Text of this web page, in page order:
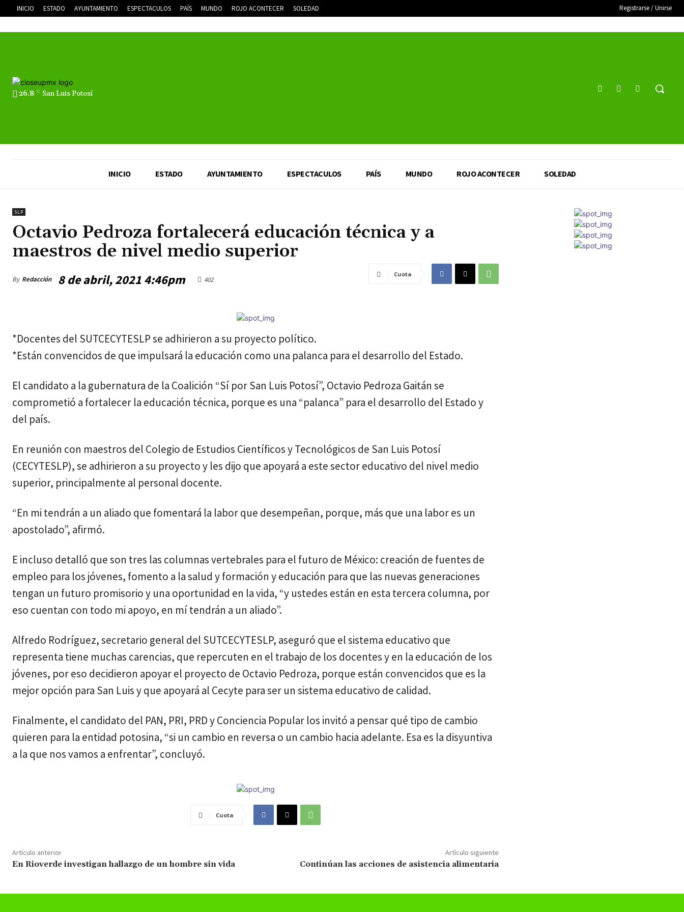
INICIO ESTADO AYUNTAMIENTO ESPECTACULOS PAÍS MUNDO ROJO ACONTECER SOLEDAD Registrarse / Unirse
26.8 C San Luis Potosí
INICIO ESTADO AYUNTAMIENTO ESPECTACULOS PAÍS MUNDO ROJO ACONTECER SOLEDAD
SLP
Octavio Pedroza fortalecerá educación técnica y a
maestros de nivel medio superior
By Redacción 8 de abril, 2021 4:46pm 402
Cuota
*Docentes del SUTCECYTESLP se adhirieron a su proyecto político.
*Están convencidos de que impulsará la educación como una palanca para el desarrollo del Estado.
El candidato a la gubernatura de la Coalición “Sí por San Luis Potosí”, Octavio Pedroza Gaitán se
comprometió a fortalecer la educación técnica, porque es una “palanca” para el desarrollo del Estado y
del país.
En reunión con maestros del Colegio de Estudios Científicos y Tecnológicos de San Luis Potosí
(CECYTESLP), se adhirieron a su proyecto y les dijo que apoyará a este sector educativo del nivel medio
superior, principalmente al personal docente.
“En mi tendrán a un aliado que fomentará la labor que desempeñan, porque, más que una labor es un
apostolado”, afirmó.
E incluso detalló que son tres las columnas vertebrales para el futuro de México: creación de fuentes de
empleo para los jóvenes, fomento a la salud y formación y educación para que las nuevas generaciones
tengan un futuro promisorio y una oportunidad en la vida, “y ustedes están en esta tercera columna, por
eso cuentan con todo mi apoyo, en mí tendrán a un aliado”.
Alfredo Rodríguez, secretario general del SUTCECYTESLP, aseguró que el sistema educativo que
representa tiene muchas carencias, que repercuten en el trabajo de los docentes y en la educación de los
jóvenes, por eso decidieron apoyar el proyecto de Octavio Pedroza, porque están convencidos que es la
mejor opción para San Luis y que apoyará al Cecyte para ser un sistema educativo de calidad.
Finalmente, el candidato del PAN, PRI, PRD y Conciencia Popular los invitó a pensar qué tipo de cambio
quieren para la entidad potosina, “si un cambio en reversa o un cambio hacia adelante. Esa es la disyuntiva
a la que nos vamos a enfrentar”, concluyó.
Cuota
Artículo anterior
En Rioverde investigan hallazgo de un hombre sin vida
Artículo siguiente
Continúan las acciones de asistencia alimentaria